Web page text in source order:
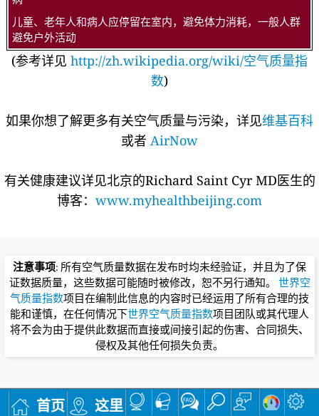
儿童、老年人和病人应停留在室内，避免体力消耗，一般人群
避免户外活动
(参考详见 http://zh.wikipedia.org/wiki/空气质量指
数)
如果你想了解更多有关空气质量与污染，详见维基百科
或者 AirNow
有关健康建议详见北京的Richard Saint Cyr MD医生的
博客： www.myhealthbeijing.com
注意事项: 所有空气质量数据在发布时均未经验证，并且为了保
证数据质量，这些数据可能随时被修改，恕不另行通知。 世界空
气质量指数项目在编制此信息的内容时已经运用了所有合理的技
能和谨慎，在任何情况下世界空气质量指数项目团队或其代理人
将不会为由于提供此数据而直接或间接引起的伤害、合同损失、
侵权及其他任何损失负责。
首页 这里